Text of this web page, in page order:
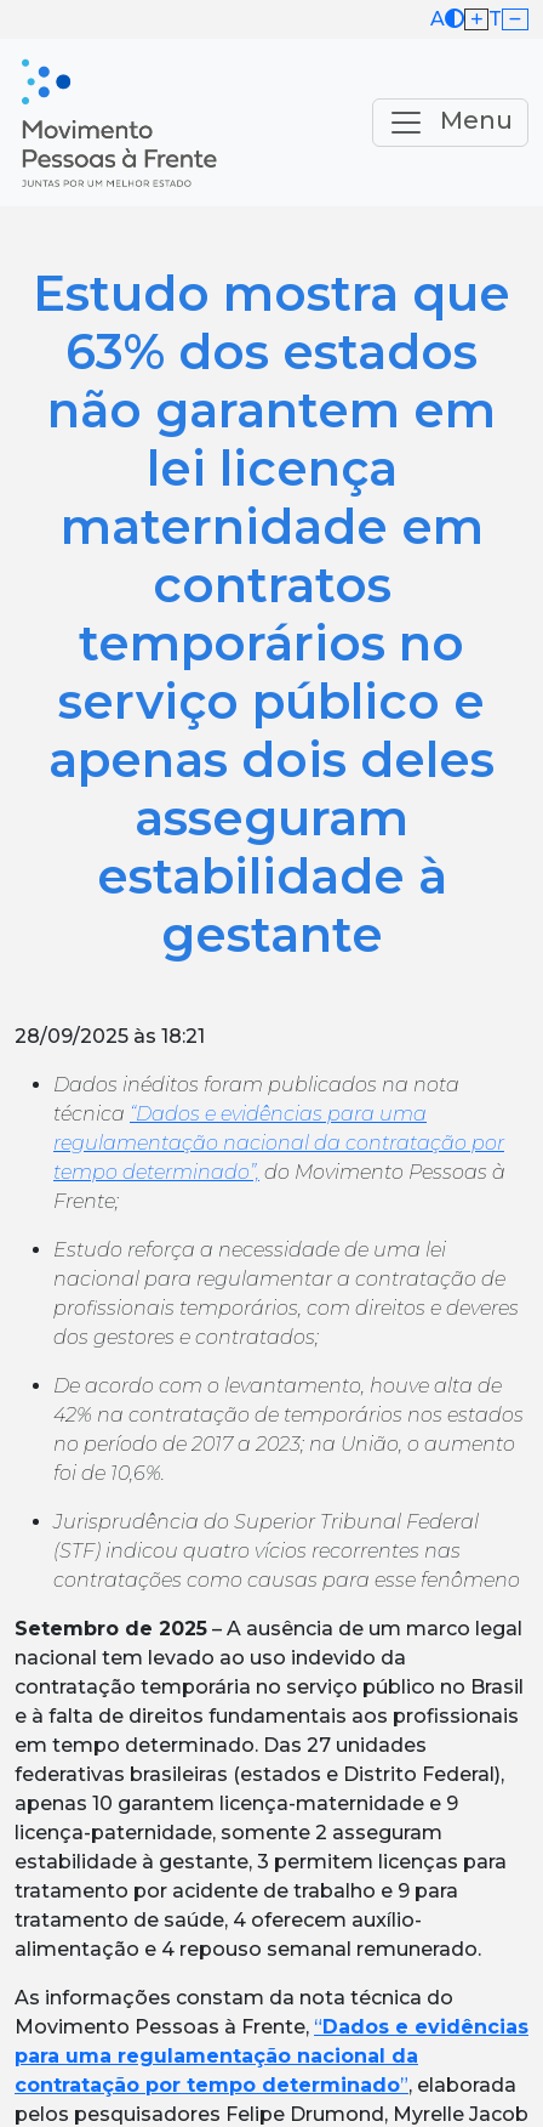
A T
Menu
Estudo mostra que
63% dos estados
não garantem em
lei licença
maternidade em
contratos
temporários no
serviço público e
apenas dois deles
asseguram
estabilidade à
gestante
28/09/2025 às 18:21
Dados inéditos foram publicados na nota
técnica “Dados e evidências para uma
regulamentação nacional da contratação por
tempo determinado”, do Movimento Pessoas à
Frente;
Estudo reforça a necessidade de uma lei
nacional para regulamentar a contratação de
profissionais temporários, com direitos e deveres
dos gestores e contratados;
De acordo com o levantamento, houve alta de
42% na contratação de temporários nos estados
no período de 2017 a 2023; na União, o aumento
foi de 10,6%.
Jurisprudência do Superior Tribunal Federal
(STF) indicou quatro vícios recorrentes nas
contratações como causas para esse fenômeno
Setembro de 2025 – A ausência de um marco legal
nacional tem levado ao uso indevido da
contratação temporária no serviço público no Brasil
e à falta de direitos fundamentais aos profissionais
em tempo determinado. Das 27 unidades
federativas brasileiras (estados e Distrito Federal),
apenas 10 garantem licença-maternidade e 9
licença-paternidade, somente 2 asseguram
estabilidade à gestante, 3 permitem licenças para
tratamento por acidente de trabalho e 9 para
tratamento de saúde, 4 oferecem auxílio-
alimentação e 4 repouso semanal remunerado.
As informações constam da nota técnica do
Movimento Pessoas à Frente, “Dados e evidências
para uma regulamentação nacional da
contratação por tempo determinado”, elaborada
pelos pesquisadores Felipe Drumond, Myrelle Jacob